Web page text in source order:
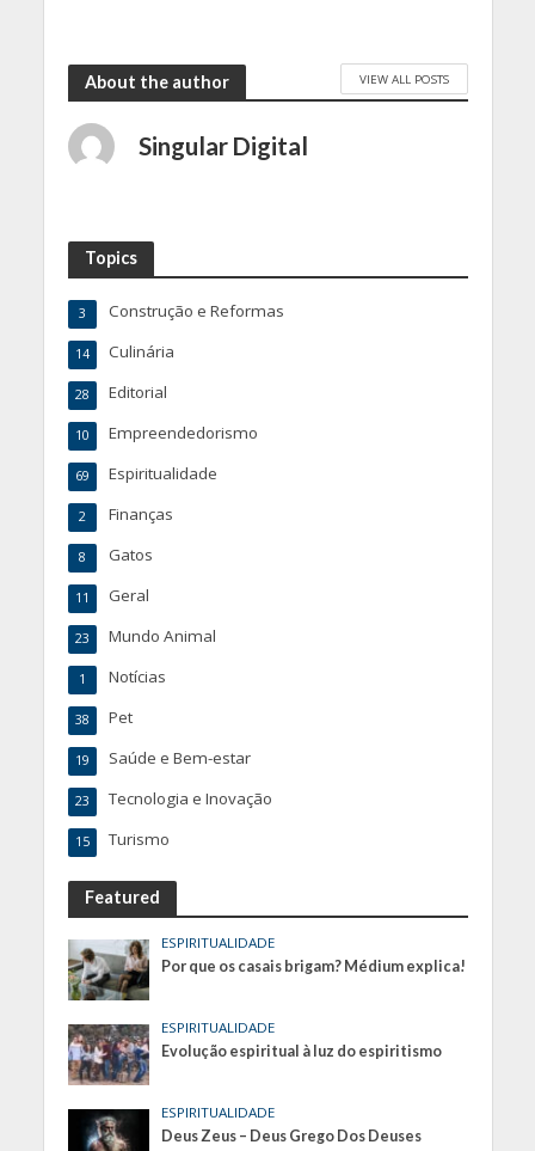
About the author VIEW ALL POSTS
Singular Digital
Topics
Construção e Reformas
3
Culinária
14
Editorial
28
Empreendedorismo
10
Espiritualidade
69
Finanças
2
Gatos
8
Geral
11
Mundo Animal
23
Notícias
1
Pet
38
Saúde e Bem-estar
19
Tecnologia e Inovação
23
Turismo
15
Featured
ESPIRITUALIDADE
Por que os casais brigam? Médium explica!
ESPIRITUALIDADE
Evolução espiritual à luz do espiritismo
ESPIRITUALIDADE
Deus Zeus – Deus Grego Dos Deuses